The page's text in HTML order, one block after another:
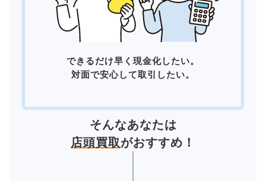
できるだけ早く現金化したい。
対面で安心して取引したい。
そんなあなたは
店頭買取がおすすめ！